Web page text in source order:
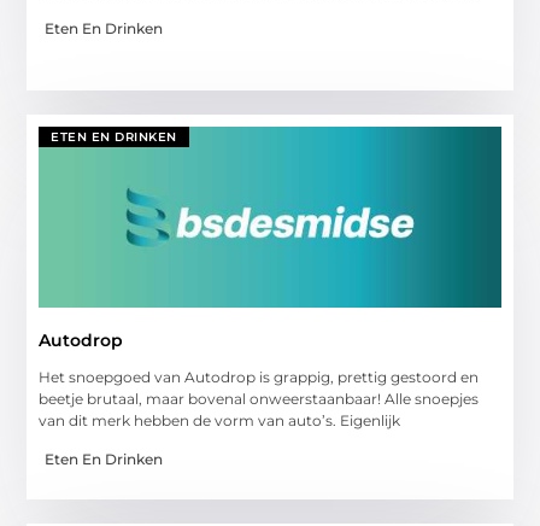
Eten En Drinken
ETEN EN DRINKEN
Autodrop
Het snoepgoed van Autodrop is grappig, prettig gestoord en
beetje brutaal, maar bovenal onweerstaanbaar! Alle snoepjes
van dit merk hebben de vorm van auto’s. Eigenlijk
Eten En Drinken